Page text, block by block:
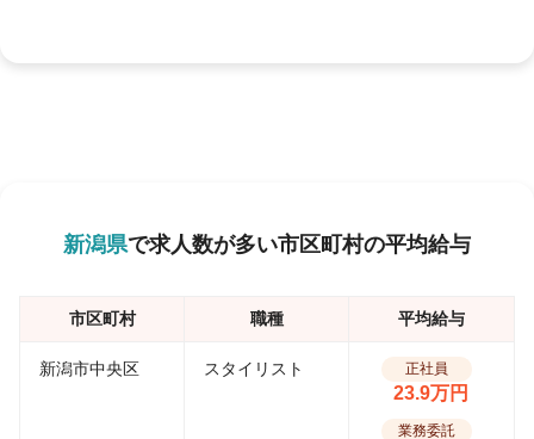
新潟県で求人数が多い市区町村の平均給与
市区町村 職種 平均給与
新潟市中央区 スタイリスト 正社員
23.9万円
業務委託